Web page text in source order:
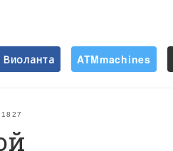
Виоланта ATMmachines
1827